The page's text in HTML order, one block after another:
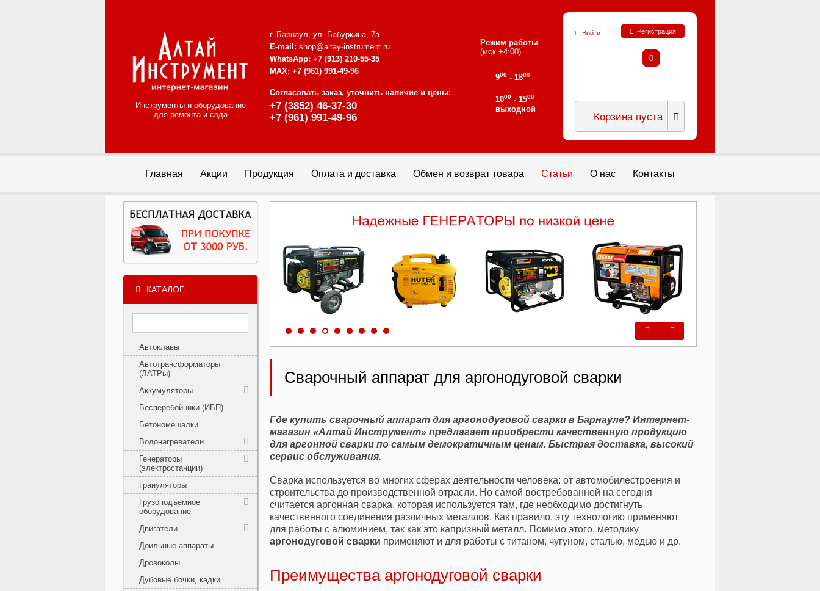
Инструменты и оборудование
для ремонта и сада
г. Барнаул, ул. Бабуркина, 7а
E-mail: shop@altay-instrument.ru
WhatsApp: +7 (913) 210-55-35
MAX: +7 (961) 991-49-96
Согласовать заказ, уточнить наличие и цены:
+7 (3852) 46-37-30
+7 (961) 991-49-96
Режим работы
(мск +4:00)
900 - 1800
1000 - 1500
выходной
Войти Регистрация
0
Корзина пуста
Главная Акции Продукция Оплата и доставка Обмен и возврат товара Статьи О нас Контакты
КАТАЛОГ
Автоклавы
Автотрансформаторы
(ЛАТРы)
Аккумуляторы
Бесперебойники (ИБП)
Бетономешалки
Водонагреватели
Генераторы
(электростанции)
Грануляторы
Грузоподъемное
оборудование
Двигатели
Доильные аппараты
Дровоколы
Дубовые бочки, кадки
Предыдущий
Следующий
Сварочный аппарат для аргонодуговой сварки
Где купить сварочный аппарат для аргонодуговой сварки в Барнауле? Интернет-
магазин «Алтай Инструмент» предлагает приобрести качественную продукцию
для аргонной сварки по самым демократичным ценам. Быстрая доставка, высокий
сервис обслуживания.
Сварка используется во многих сферах деятельности человека: от автомобилестроения и
строительства до производственной отрасли. Но самой востребованной на сегодня
считается аргонная сварка, которая используется там, где необходимо достигнуть
качественного соединения различных металлов. Как правило, эту технологию применяют
для работы с алюминием, так как это капризный металл. Помимо этого, методику
аргонодуговой сварки применяют и для работы с титаном, чугуном, сталью, медью и др.
Преимущества аргонодуговой сварки